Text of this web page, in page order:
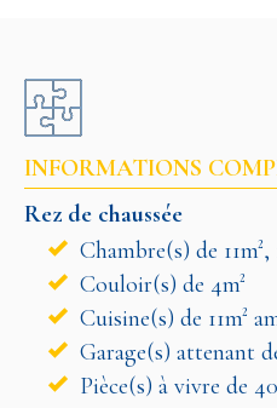
INFORMATIONS
Rez de chaussée
Chambre(s) de 11m²,
Couloir(s) de 4m²
Cuisine(s) de 11m²
Garage(s) attenant
Pièce(s) à vivre de